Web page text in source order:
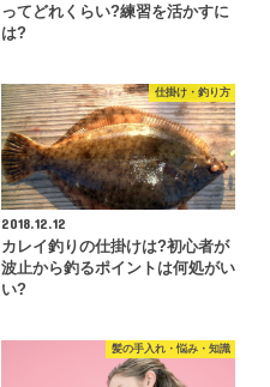
ってどれくらい?練習を活かすに
は?
仕掛け・釣り方
2018.12.12
カレイ釣りの仕掛けは?初心者が
波止から釣るポイントは何処がい
い?
髪の手入れ・悩み・知識